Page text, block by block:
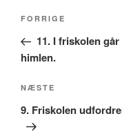
Indlægsnavigation
Forrige
indlæg
FORRIGE
11. I friskolen
himlen.
Næste
indlæg
NÆSTE
9. Friskolen